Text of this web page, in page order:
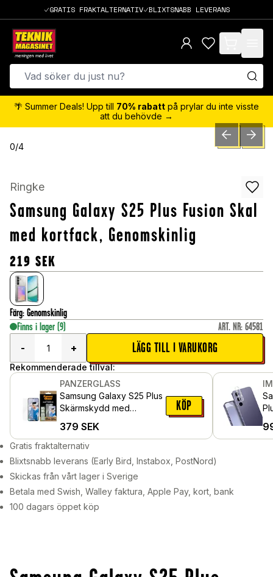
GRATIS FRAKTALTERNATIV BLIXTSNABB LEVERANS
items in cart,
🌴 Summer Deals! Upp till 70% rabatt på prylar du inte visste
att du behövde →
0/4 PREVIOUSNEXT
Ringke
Samsung Galaxy S25 Plus Fusion Skal
med kortfack, Genomskinlig
219 SEK
Färg: Genomskinlig
Finns i lager (9) ART. NR: 64581
-
+ LÄGG TILL I VARUKORG
Rekommenderade tillval:
PANZERGLASS
Samsung Galaxy S25 Plus
Skärmskydd med
Wide Fit
379 SEK
KÖP
Gratis fraktalternativ
Blixtsnabb leverans (Early Bird, Instabox, PostNord)
Skickas från vårt lager i Sverige
Betala med Swish, Walley faktura, Apple Pay, kort, bank
100 dagars öppet köp